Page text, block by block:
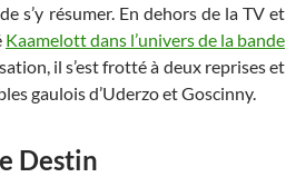
s’y résumer. En dehors de la TV et
Kaamelott dans l’univers de la bande
il s’est frotté à deux reprises et
gaulois d’Uderzo et Goscinny.
Destin